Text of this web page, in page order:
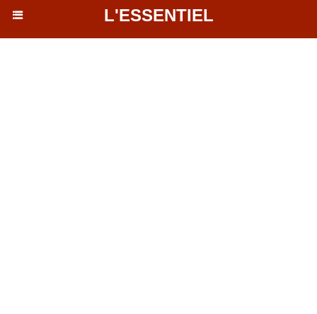
L'ESSENTIEL